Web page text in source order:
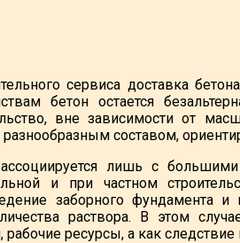
сервиса доставка
бетон остается
вне зависимости от
разнообразным составом,
лишь с
и при частном
заборного фундамента
раствора. В этом
ресурсы, а как